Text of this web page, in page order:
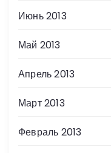
Июнь 2013
Май 2013
Апрель 2013
Март 2013
Февраль 2013